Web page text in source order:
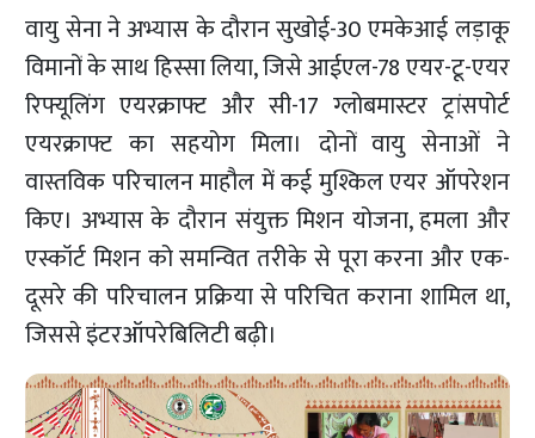
वायु सेना ने अभ्यास के दौरान सुखोई-30 एमकेआई लड़ाकू
विमानों के साथ हिस्सा लिया, जिसे आईएल-78 एयर-टू-एयर
रिफ्यूलिंग एयरक्राफ्ट और सी-17 ग्लोबमास्टर ट्रांसपोर्ट
एयरक्राफ्ट का सहयोग मिला। दोनों वायु सेनाओं ने
वास्तविक परिचालन माहौल में कई मुश्किल एयर ऑपरेशन
किए। अभ्यास के दौरान संयुक्त मिशन योजना, हमला और
एस्कॉर्ट मिशन को समन्वित तरीके से पूरा करना और एक-
दूसरे की परिचालन प्रक्रिया से परिचित कराना शामिल था,
जिससे इंटरऑपरेबिलिटी बढ़ी।